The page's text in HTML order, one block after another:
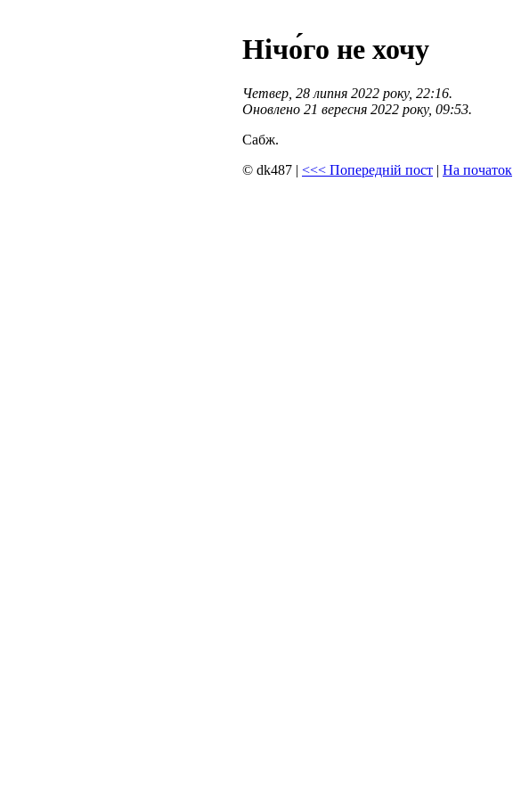
Нічо́го не хочу
Четвер, 28 липня 2022 року, 22:16.
Оновлено 21 вересня 2022 року, 09:53.
Сабж.
© dk487 | <<< Попередній пост | На початок